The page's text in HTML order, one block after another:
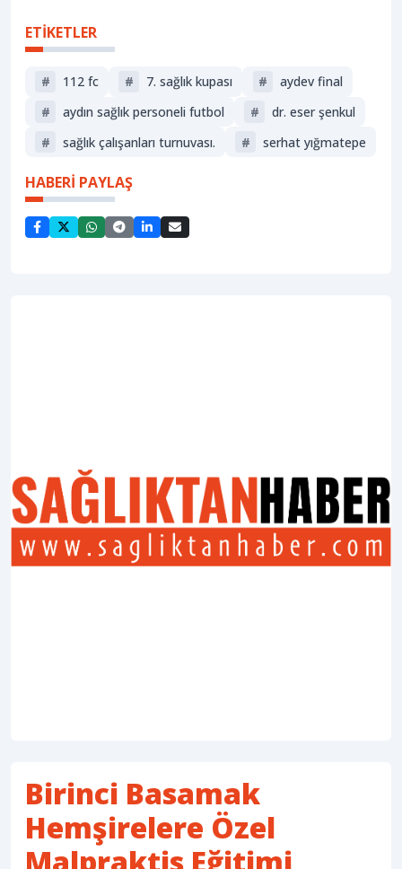
ETİKETLER
# 112 fc # 7. sağlık kupası #
aydev final
#
aydın sağlık personeli futbol #
dr. eser şenkul
#
sağlık çalışanları turnuvası. # serhat yığmatepe
HABERİ PAYLAŞ
Birinci Basamak
Hemşirelere Özel